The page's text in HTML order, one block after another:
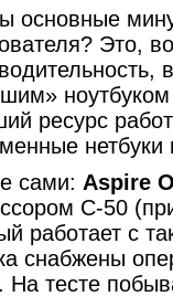
основные
Это,
ресурс
нетбуки
сами: Aspire
C-50
работает с
снабжены
На тесте